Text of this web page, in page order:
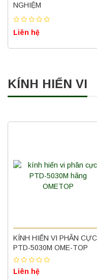
NGHIỆM
Liên hệ
KÍNH HIỂN VI
KÍNH HIỂN VI PHÂN CỰC
PTD-5030M OME-TOP
Liên hệ